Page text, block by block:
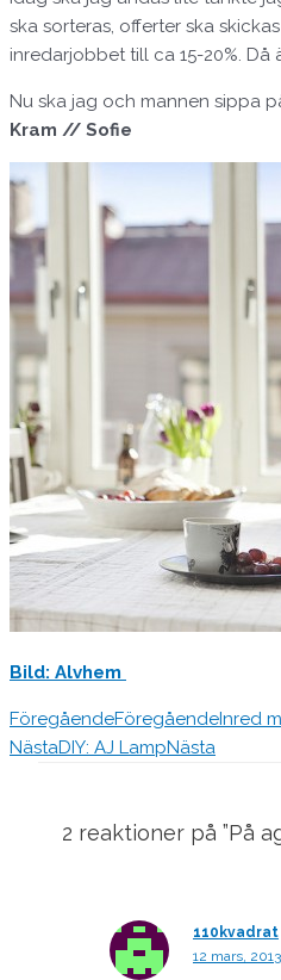
ska sorteras, offerter ska
inredarjobbet till ca 15-20%.
Nu ska jag och mannen sippa
Kram // Sofie
Bild: Alvhem
FöregåendeFöregåendeInred
NästaDIY: AJ LampNästa
2 reaktioner på ”På
110kvadrat
12 mars,